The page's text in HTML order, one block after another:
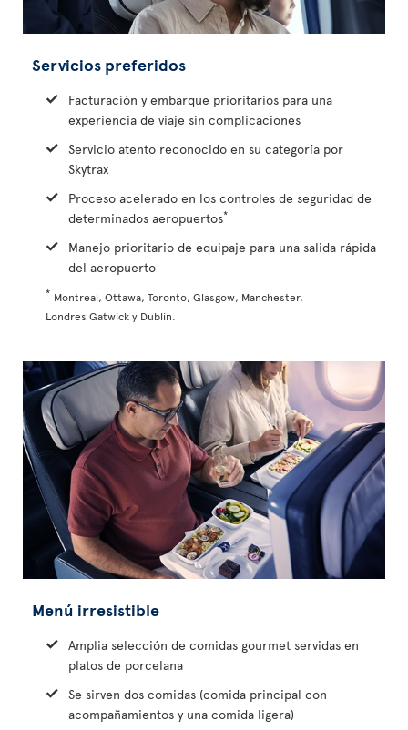
Servicios preferidos
Facturación y embarque prioritarios para una
experiencia de viaje sin complicaciones
Servicio atento reconocido en su categoría por
Skytrax
Proceso acelerado en los controles de seguridad de
determinados aeropuertos*
Manejo prioritario de equipaje para una salida rápida
del aeropuerto
* Montreal, Ottawa, Toronto, Glasgow, Manchester,
Londres Gatwick y Dublin.
Menú irresistible
Amplia selección de comidas gourmet servidas en
platos de porcelana
Se sirven dos comidas (comida principal con
acompañamientos y una comida ligera)